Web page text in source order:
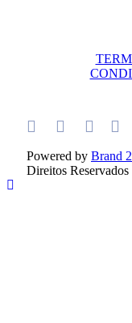
Powered by Brand
Direitos Reservados